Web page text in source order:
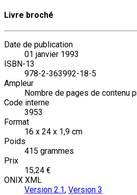
Livre broché
Date de publication
01 janvier 1993
ISBN-13
978-2-363992-18-5
Ampleur
Nombre de pages de contenu
Code interne
3953
Format
16 x 24 x 1,9 cm
Poids
415 grammes
Prix
15,24 €
ONIX XML
Version 2.1, Version 3